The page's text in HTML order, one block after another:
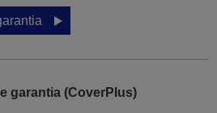
garantia (CoverPlus)